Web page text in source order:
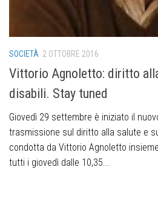
SOCIETÀ 2 OTTOBRE 2016
Vittorio Agnoletto: diritto
disabili. Stay tuned
Giovedì 29 settembre è iniziato il
trasmissione sul diritto alla salute e
condotta da Vittorio Agnoletto
tutti i giovedì dalle 10,35...